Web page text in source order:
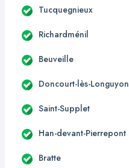
Tucquegnieux
Richardménil
Beuveille
Doncourt-lès-Longuyon
Saint-Supplet
Han-devant-Pierrepont
Bratte